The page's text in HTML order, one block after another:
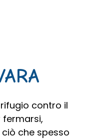
contro il
fermarsi,
che spesso